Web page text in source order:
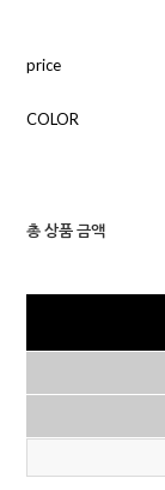
price
COLOR
총 상품 금액